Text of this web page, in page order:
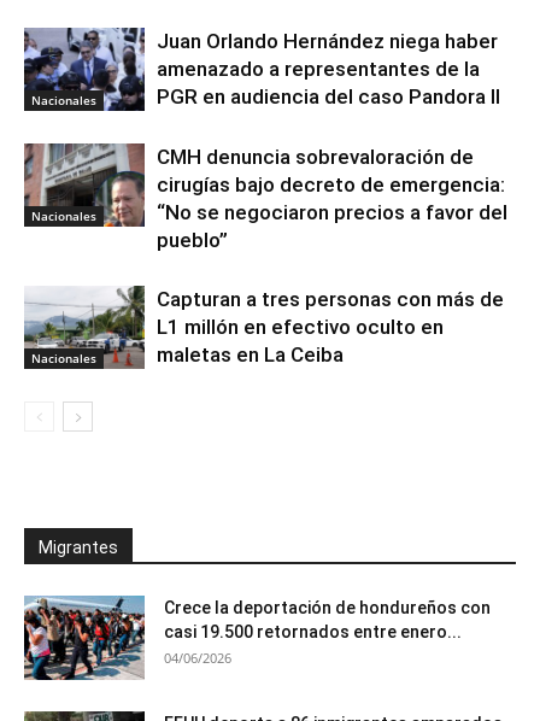
Nacionales
Juan Orlando Hernández niega haber
amenazado a representantes de la
PGR en audiencia del caso Pandora II
Nacionales
CMH denuncia sobrevaloración de
cirugías bajo decreto de emergencia:
“No se negociaron precios a favor del
pueblo”
Nacionales
Capturan a tres personas con más de
L1 millón en efectivo oculto en
maletas en La Ceiba
Migrantes
Crece la deportación de hondureños con
casi 19.500 retornados entre enero...
04/06/2026